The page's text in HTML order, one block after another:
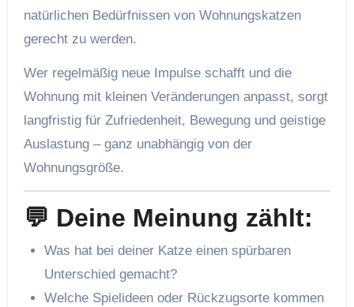
natürlichen Bedürfnissen von Wohnungskatzen
gerecht zu werden.
Wer regelmäßig neue Impulse schafft und die
Wohnung mit kleinen Veränderungen anpasst, sorgt
langfristig für Zufriedenheit, Bewegung und geistige
Auslastung – ganz unabhängig von der
Wohnungsgröße.
💬 Deine Meinung zählt:
Was hat bei deiner Katze einen spürbaren
Unterschied gemacht?
Welche Spielideen oder Rückzugsorte kommen